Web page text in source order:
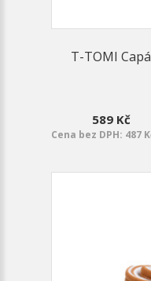
T-TOMI
589 Kč
Cena bez DPH: 487